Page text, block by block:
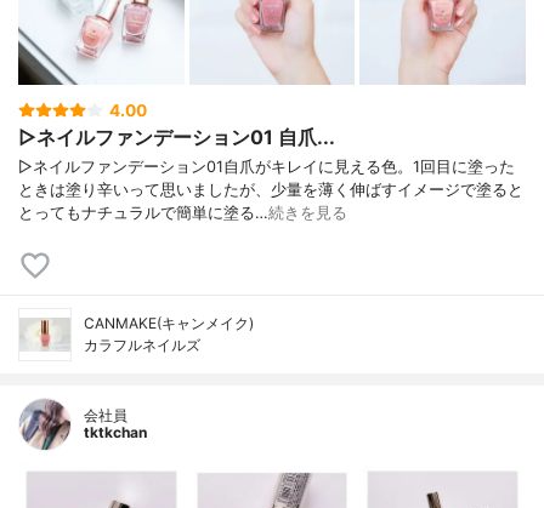
4.00
▷ネイルファンデーション01 自爪...
▷ネイルファンデーション01自爪がキレイに見える色。1回目に塗った
ときは塗り辛いって思いましたが、少量を薄く伸ばすイメージで塗ると
とってもナチュラルで簡単に塗る…続きを見る
CANMAKE(キャンメイク)
カラフルネイルズ
会社員
tktkchan